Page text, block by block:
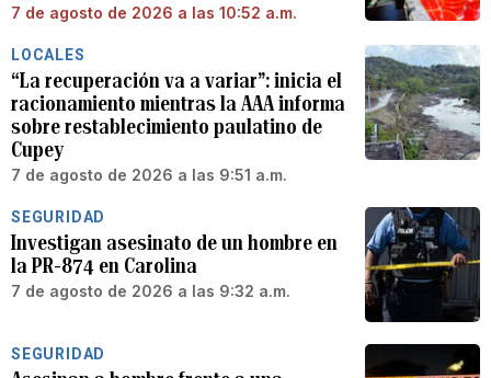
7 de agosto de 2026 a las 10:52 a.m.
LOCALES
“La recuperación va a variar”: inicia el
racionamiento mientras la AAA informa
sobre restablecimiento paulatino de
Cupey
7 de agosto de 2026 a las 9:51 a.m.
SEGURIDAD
Investigan asesinato de un hombre en
la PR-874 en Carolina
7 de agosto de 2026 a las 9:32 a.m.
SEGURIDAD